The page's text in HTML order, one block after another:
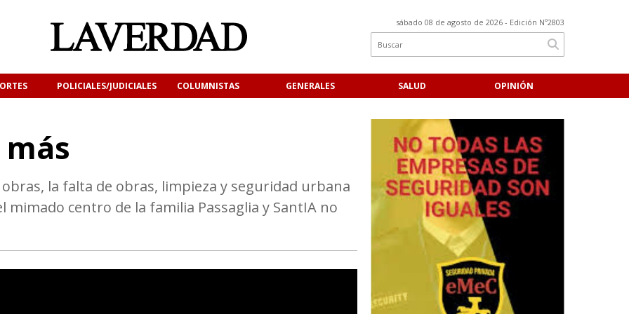
sábado 08 de agosto de 2026 - Edición Nº2803
POLICIALES/JUDICIALES COLUMNISTAS GENERALES SALUD OPINIÓN
la falta de obras, limpieza y seguridad urbana
centro de la familia Passaglia y SantIA no